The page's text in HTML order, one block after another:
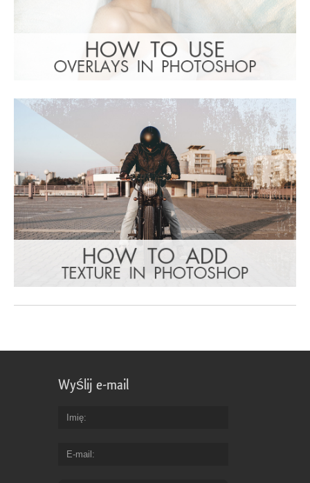
Wyślij e-mail
Imię
E-mail